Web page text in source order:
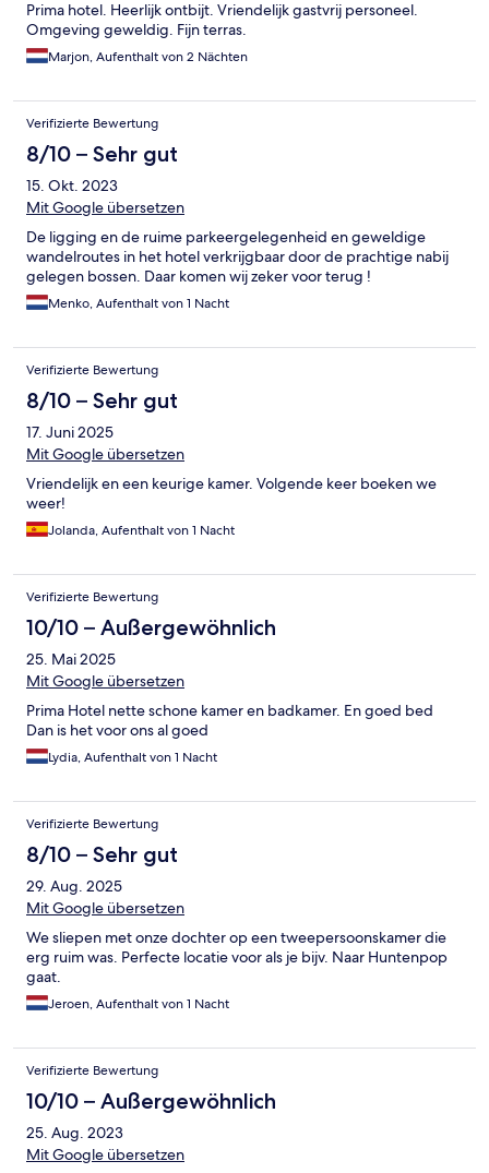
Prima hotel. Heerlijk ontbijt. Vriendelijk gastvrij personeel.
Omgeving geweldig. Fijn terras.
Marjon, Aufenthalt von 2 Nächten
Verifizierte Bewertung
8/10 – Sehr gut
15. Okt. 2023
Mit Google übersetzen
De ligging en de ruime parkeergelegenheid en geweldige
wandelroutes in het hotel verkrijgbaar door de prachtige nabij
gelegen bossen. Daar komen wij zeker voor terug !
Menko, Aufenthalt von 1 Nacht
Verifizierte Bewertung
8/10 – Sehr gut
17. Juni 2025
Mit Google übersetzen
Vriendelijk en een keurige kamer. Volgende keer boeken we
weer!
Jolanda, Aufenthalt von 1 Nacht
Verifizierte Bewertung
10/10 – Außergewöhnlich
25. Mai 2025
Mit Google übersetzen
Prima Hotel nette schone kamer en badkamer. En goed bed
Dan is het voor ons al goed
Lydia, Aufenthalt von 1 Nacht
Verifizierte Bewertung
8/10 – Sehr gut
29. Aug. 2025
Mit Google übersetzen
We sliepen met onze dochter op een tweepersoonskamer die
erg ruim was. Perfecte locatie voor als je bijv. Naar Huntenpop
gaat.
Jeroen, Aufenthalt von 1 Nacht
Verifizierte Bewertung
10/10 – Außergewöhnlich
25. Aug. 2023
Mit Google übersetzen